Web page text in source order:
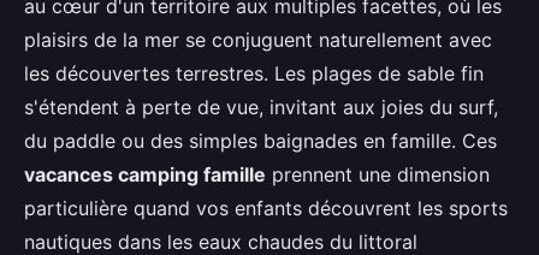
au cœur d'un territoire aux multiples facettes, où les
plaisirs de la mer se conjuguent naturellement avec
les découvertes terrestres. Les plages de sable fin
s'étendent à perte de vue, invitant aux joies du surf,
du paddle ou des simples baignades en famille. Ces
vacances camping famille prennent une dimension
particulière quand vos enfants découvrent les sports
nautiques dans les eaux chaudes du littoral